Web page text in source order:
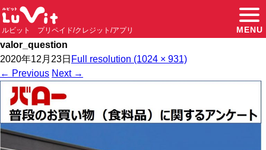
ルビット プリペイド/クレジット/アプリ MENU
valor_question
2020年12月23日 Full resolution (1024 × 931)
← Previous Next →